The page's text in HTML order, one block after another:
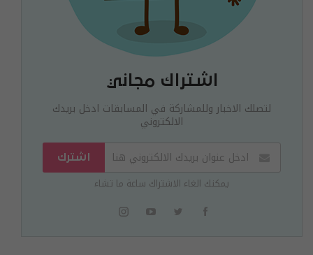
اشتراك مجاني
لتصلك الاخبار وللمشاركة في المسابقات ادخل بريدك
الالكتروني
اشترك
يمكنك الغاء الاشتراك ساعة ما تشاء